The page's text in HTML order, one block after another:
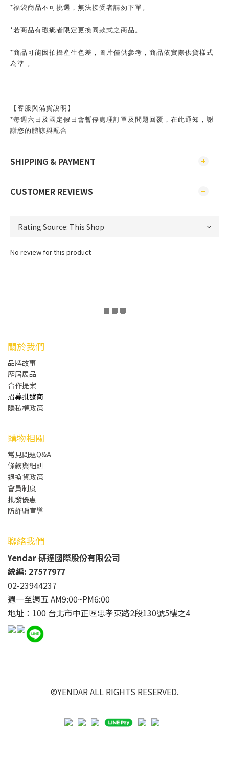
*福袋商品不可挑選，無法接受者請勿下單。
*若商品有瑕疵者限定更換同款式之商品。
*商品可能因拍攝產生色差，圖片僅供參考，商品依實際供貨樣式
為準 。
【客服與備貨說明】
*每週六日及國定假日會暫停處理訂單及問題回覆，在此通知，謝
謝您的體諒與配合
SHIPPING & PAYMENT
CUSTOMER REVIEWS
No review for this product
關於我們
品牌故事
歷屆展品
合作提案
招募批發商
隱私權政策
購物相關
常見問題Q&A
條款與細則
退換貨政策
會員制度
批發優惠
防詐騙宣導
聯絡我們
Yendar 研達國際股份有限公司
統編: 27577977
02-23944237
週一至週五 AM9:00~PM6:00
地址：100 台北市中正區忠孝東路2段130號5樓之4
©YENDAR ALL RIGHTS RESERVED.